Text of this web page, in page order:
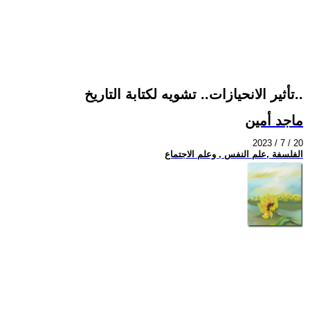
تأثير الانحيازات.. تشويه لكتابة التاريخ..
ماجد أمين
2023 / 7 / 20
الفلسفة ,علم النفس , وعلم الاجتماع